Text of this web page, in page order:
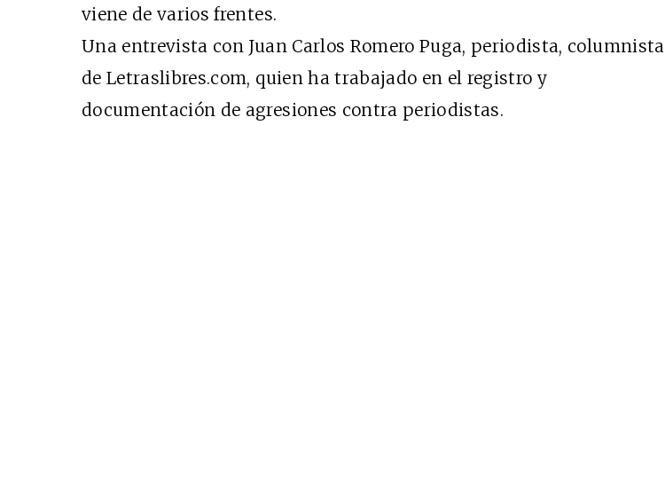
viene de varios frentes.
Una entrevista con Juan Carlos Romero Puga, periodista, columnista
de Letraslibres.com, quien ha trabajado en el registro y
documentación de agresiones contra periodistas.